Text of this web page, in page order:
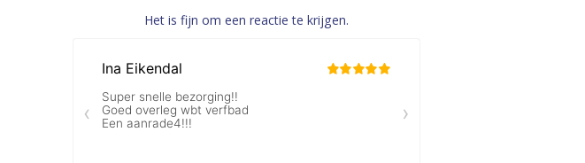
Het is fijn om een reactie te krijgen.